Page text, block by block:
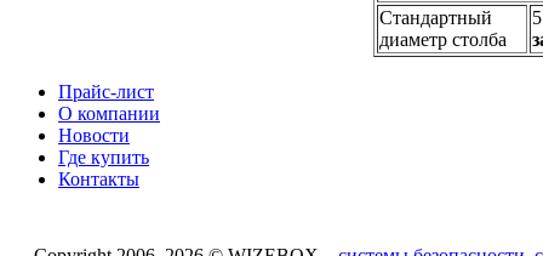
Стандартный
диаметр столба
Прайс-лист
О компании
Новости
Где купить
Контакты